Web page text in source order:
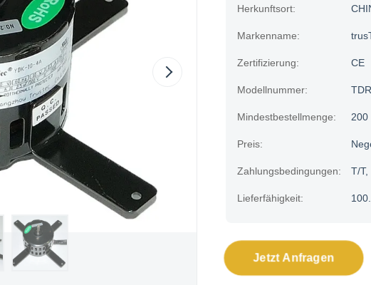
Herkunftsort:
Markenname:
Zertifizierung: CE
Modellnummer:
Mindestbestellmenge: 200
Preis:
Zahlungsbedingungen: T/T,
Lieferfähigkeit:
Jetzt Anfragen